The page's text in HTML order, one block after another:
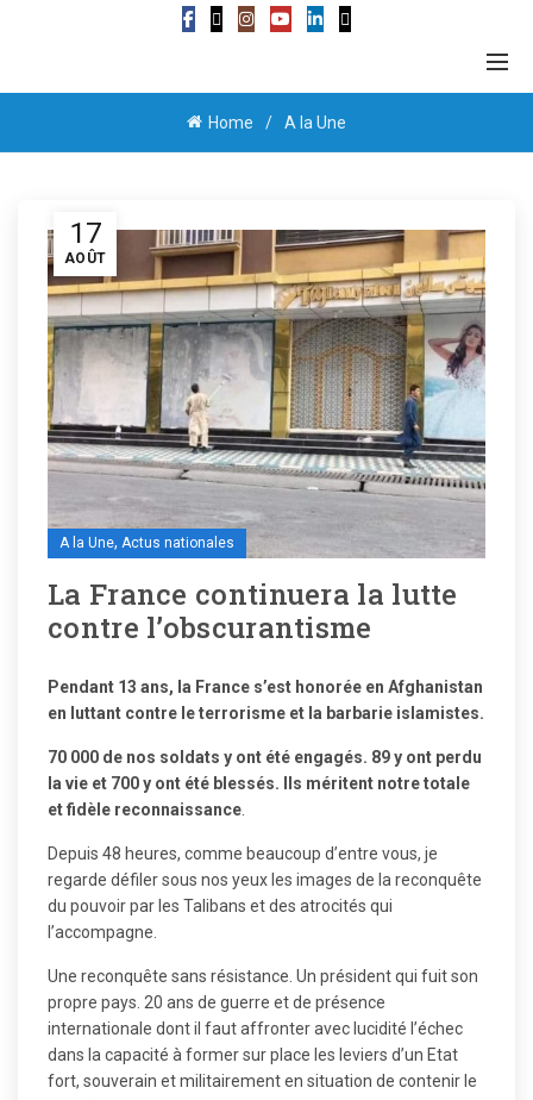
Home A la Une
17
AOÛT
A la Une, Actus nationales
La France continuera la lutte
contre l’obscurantisme
Pendant 13 ans, la France s’est honorée en Afghanistan
en luttant contre le terrorisme et la barbarie islamistes.
70 000 de nos soldats y ont été engagés. 89 y ont perdu
la vie et 700 y ont été blessés. Ils méritent notre totale
et fidèle reconnaissance
Depuis 48 heures, comme beaucoup d’entre vous, je
regarde défiler sous nos yeux les images de la reconquête
du pouvoir par les Talibans et des atrocités qui
l’accompagne.
Une reconquête sans résistance. Un président qui fuit son
propre pays. 20 ans de guerre et de présence
internationale dont il faut affronter avec lucidité l’échec
dans la capacité à former sur place les leviers d’un Etat
fort, souverain et militairement en situation de contenir le